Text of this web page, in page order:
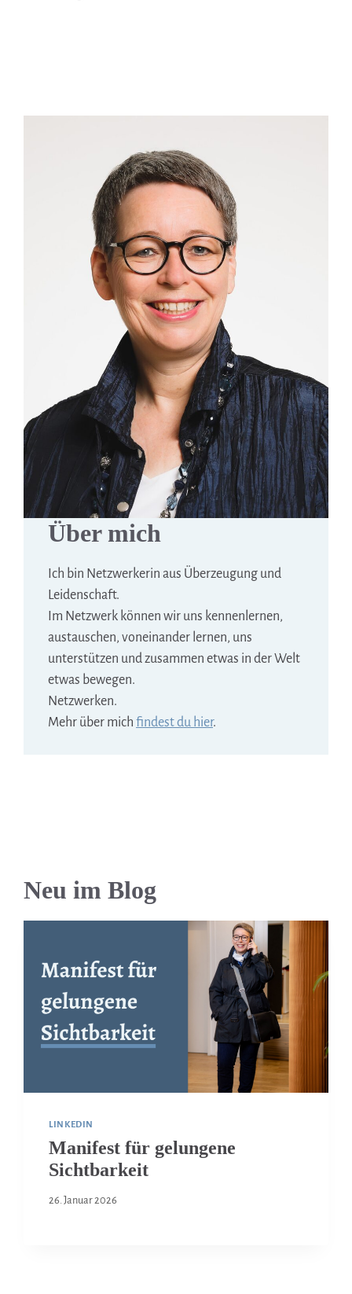
Über mich
Ich bin Netzwerkerin aus Überzeugung und
Leidenschaft.
Im Netzwerk können wir uns kennenlernen,
austauschen, voneinander lernen, uns
unterstützen und zusammen etwas in der Welt
etwas bewegen.
Netzwerken.
Mehr über michfindest du hier.
Neu im Blog
LINKEDIN
Manifest für gelungene
Sichtbarkeit
26. Januar 2026